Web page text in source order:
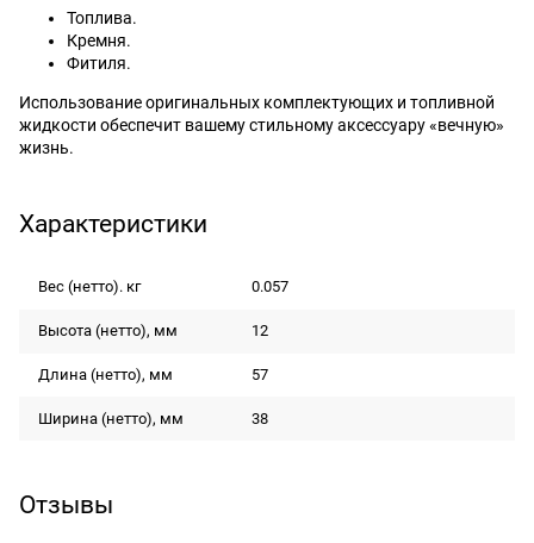
Топлива.
Кремня.
Фитиля.
Использование оригинальных комплектующих и топливной
жидкости обеспечит вашему стильному аксессуару «вечную»
жизнь.
Характеристики
Вес (нетто). кг 0.057
Высота (нетто), мм 12
Длина (нетто), мм 57
Ширина (нетто), мм 38
Отзывы